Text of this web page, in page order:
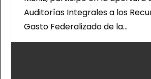
Auditorías Integrales a los
Gasto Federalizado de la…